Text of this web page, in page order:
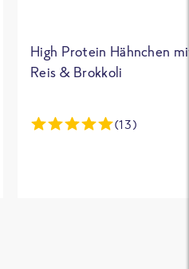
High Protein Hähnchen
Reis & Brokkoli
(13)